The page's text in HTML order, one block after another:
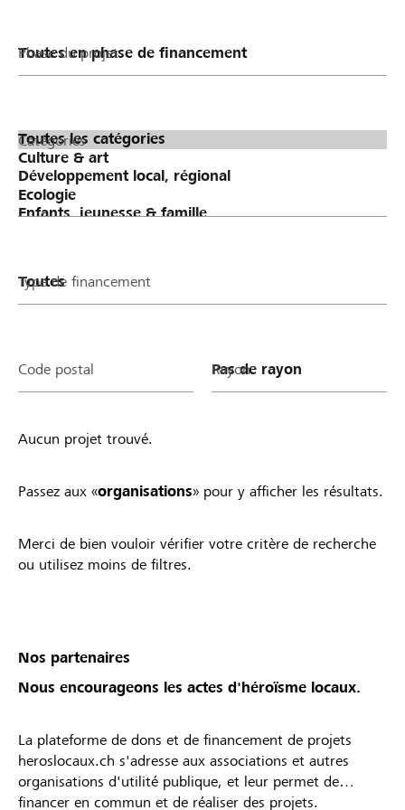
Phase du projet
Catégories
Type de financement
Code postal Rayon
Aucun projet trouvé.
Passez aux «organisations» pour y afficher les résultats.
Merci de bien vouloir vérifier votre critère de recherche
ou utilisez moins de filtres.
Nos partenaires
Nous encourageons les actes d'héroïsme locaux.
La plateforme de dons et de financement de projets
heroslocaux.ch s'adresse aux associations et autres
organisations d'utilité publique, et leur permet de
financer en commun et de réaliser des projets.